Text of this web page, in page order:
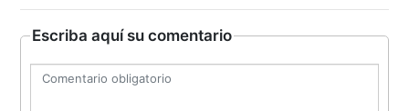
Escriba aquí su comentario